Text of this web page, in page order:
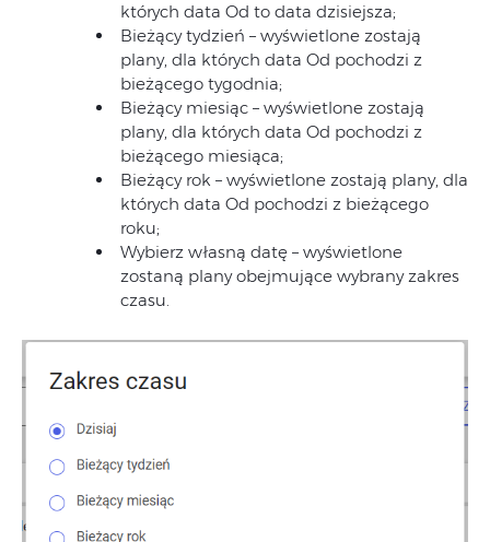
których data Od to data dzisiejsza;
Bieżący tydzień – wyświetlone zostają
plany, dla których data Od pochodzi z
bieżącego tygodnia;
Bieżący miesiąc – wyświetlone zostają
plany, dla których data Od pochodzi z
bieżącego miesiąca;
Bieżący rok – wyświetlone zostają plany, dla
których data Od pochodzi z bieżącego
roku;
Wybierz własną datę – wyświetlone
zostaną plany obejmujące wybrany zakres
czasu.